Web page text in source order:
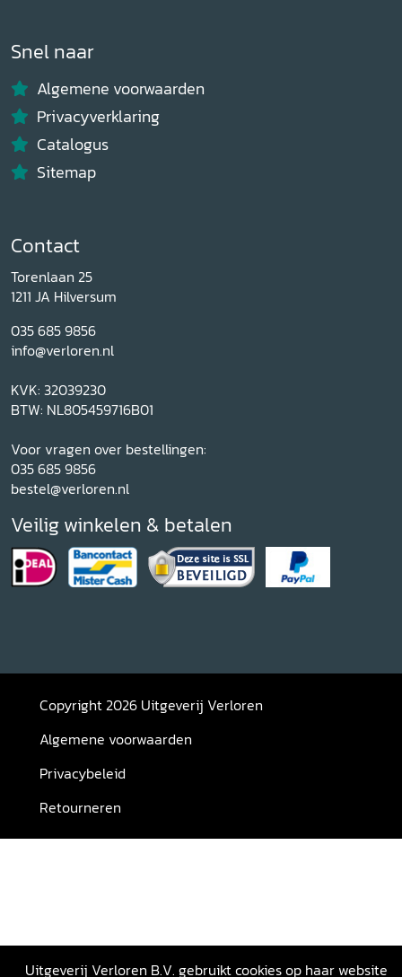
Snel naar
Algemene voorwaarden
Privacyverklaring
Catalogus
Sitemap
Contact
Torenlaan 25
1211 JA Hilversum
035 685 9856
info@verloren.nl
KVK: 32039230
BTW: NL805459716B01
Voor vragen over bestellingen:
035 685 9856
bestel@verloren.nl
Veilig winkelen & betalen
Copyright 2026 Uitgeverij Verloren
Algemene voorwaarden
Privacybeleid
Retourneren
Uitgeverij Verloren B.V. gebruikt cookies op haar website